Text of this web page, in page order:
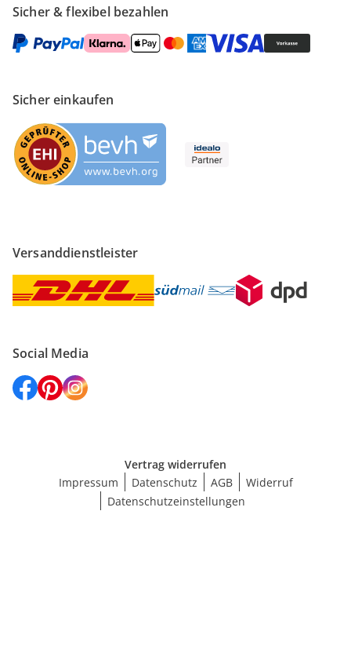
Sicher & flexibel bezahlen
Sicher einkaufen
Versanddienstleister
Social Media
Vertrag widerrufen
Impressum
Datenschutz AGB
Widerruf
Datenschutzeinstellungen